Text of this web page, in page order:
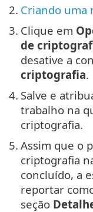
2. Criando uma
3. Clique em
de
desative a
criptografia.
4. Salve e
trabalho na
criptografia.
5. Assim que o
criptografia
concluído, a
reportar
seção